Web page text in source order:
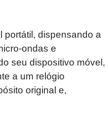
portátil, dispensando a
ondas e
seu dispositivo móvel,
a um relógio
original e,